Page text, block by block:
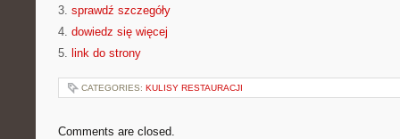
3. sprawdź szczegóły
4. dowiedz się więcej
5. link do strony
CATEGORIES: KULISY RESTAURACJI
Comments are closed.